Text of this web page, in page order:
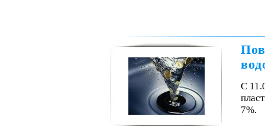
С
7%.